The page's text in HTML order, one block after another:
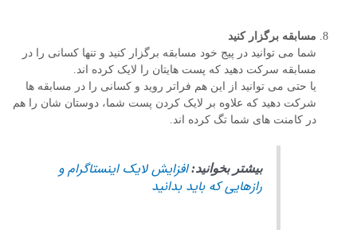
مسابقه برگزار کنید
شما می توانید در پیج خود مسابقه برگزار کنید و تنها کسانی را در
مسابقه سرکت دهید که پست هایتان را لایک کرده اند.
یا حتی می توانید از این هم فراتر روید و کسانی را در مسابقه ها
شرکت دهید که علاوه بر لایک کردن پست شما، دوستان شان را هم
در کامنت های شما تگ کرده اند.
بیشتر بخوانید: افزایش لایک اینستاگرام و
رازهایی که باید بدانید